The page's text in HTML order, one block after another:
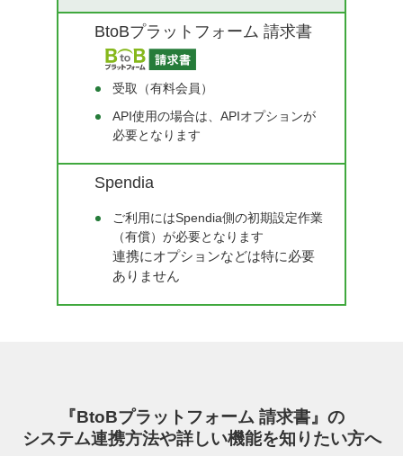
BtoBプラットフォーム 請求書
受取（有料会員）
API使用の場合は、APIオプションが
必要となります
Spendia
ご利用にはSpendia側の初期設定作業
（有償）が必要となります
連携にオプションなどは特に必要
ありません
『BtoBプラットフォーム 請求書』の
システム連携方法や詳しい機能を知りたい方へ